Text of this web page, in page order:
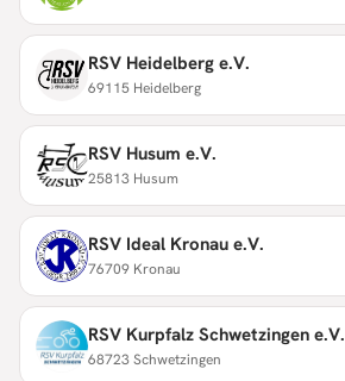
RSV Heidelberg e.V.
69115 Heidelberg
RSV Husum e.V.
25813 Husum
RSV Ideal Kronau e.V.
76709 Kronau
RSV Kurpfalz Schwetzingen e.V.
68723 Schwetzingen